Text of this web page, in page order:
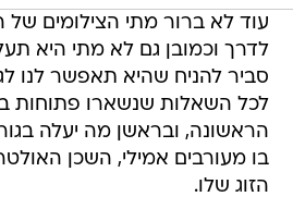
עוד לא ברור מתי הצילומים של
לדרך וכמובן גם לא מתי היא
סביר להניח שהיא תאפשר לנו
לכל השאלות שנשארו פתוחות
הראשונה, ובראשן מה יעלה
בו מעורבים אמילי, השכן
הזוג שלו.